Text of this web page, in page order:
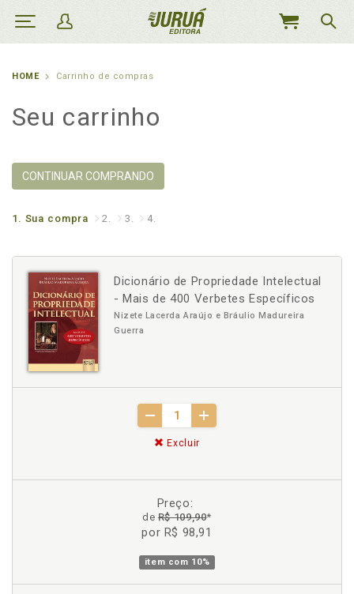
MEU
HOME Carrinho de compras
Seu carrinho
CONTINUAR COMPRANDO
1. Sua compra 2. 3. 4.
Dicionário de Propriedade Intelectual
- Mais de 400 Verbetes Específicos
Nizete Lacerda Araújo e Bráulio Madureira
Guerra
Excluir
Preço:
deR$ 109,90*
por R$ 98,91
item com 10%